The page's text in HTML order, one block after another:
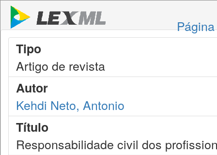
Tipo
Artigo de revista
Autor
Kehdi Neto, Antonio
Título
Responsabilidade civil dos